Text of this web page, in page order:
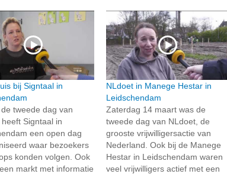
bij Signtaal in
tweede dag van
Signtaal in
een open dag
waar bezoekers
konden volgen. Ook
markt met informatie
NLdoet in Manege Hestar in
Leidschendam
Zaterdag 14 maart was de
tweede dag van NLdoet, de
grooste vrijwilligersactie van
Nederland. Ook bij de Manege
Hestar in Leidschendam waren
veel vrijwilligers actief met een